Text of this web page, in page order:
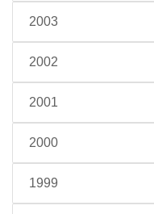
2003
2002
2001
2000
1999